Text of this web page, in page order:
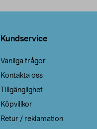
Kundservice
Vanliga frågor
Kontakta oss
Tillgänglighet
Köpvillkor
Retur / reklamation